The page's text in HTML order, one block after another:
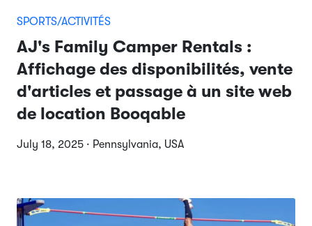
SPORTS/ACTIVITÉS
AJ's Family Camper Rentals :
Affichage des disponibilités, vente
d'articles et passage à un site web
de location Booqable
July 18, 2025 · Pennsylvania, USA